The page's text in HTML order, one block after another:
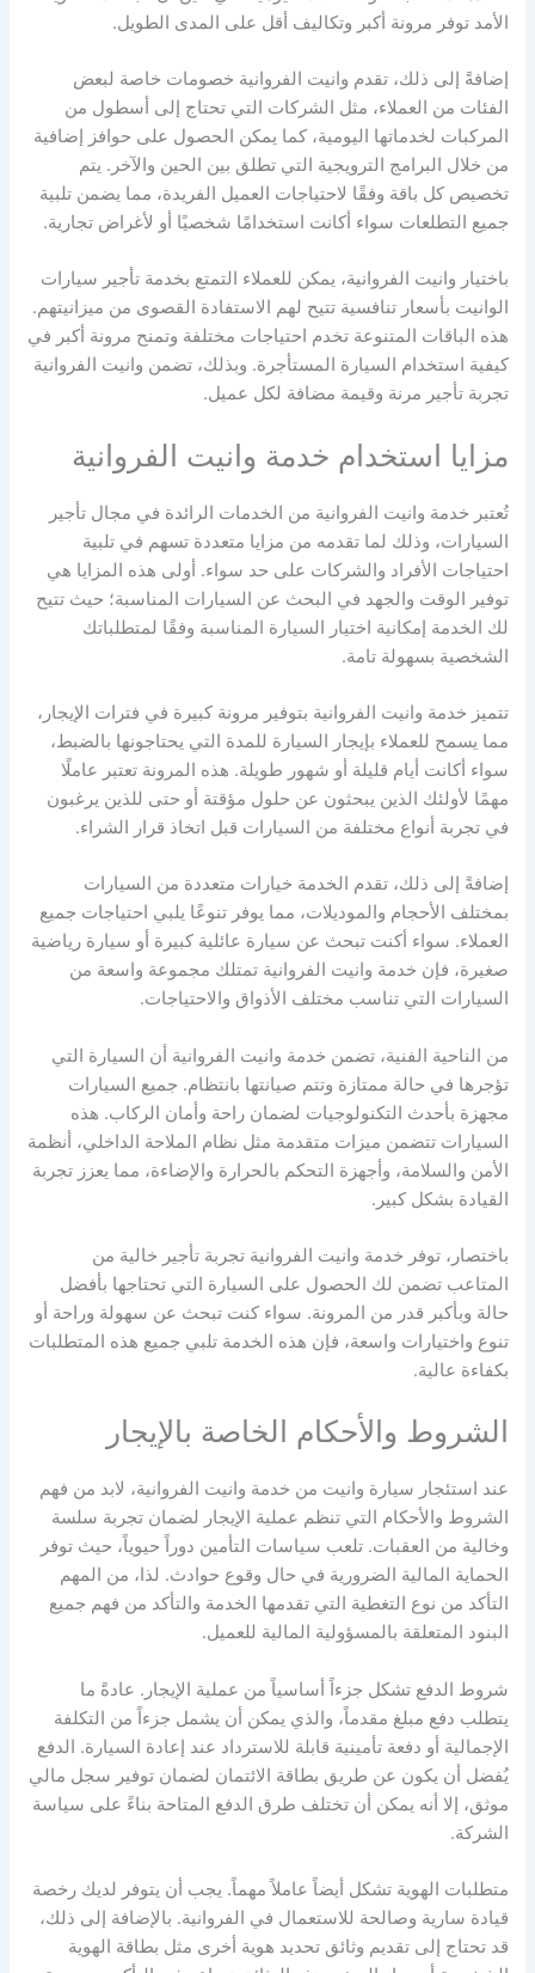
الأمد توفر مرونة أكبر وتكاليف أقل على المدى الطويل.
إضافةً إلى ذلك، تقدم وانيت الفروانية خصومات خاصة لبعض
الفئات من العملاء، مثل الشركات التي تحتاج إلى أسطول من
المركبات لخدماتها اليومية، كما يمكن الحصول على حوافز إضافية
من خلال البرامج الترويجية التي تطلق بين الحين والآخر. يتم
تخصيص كل باقة وفقًا لاحتياجات العميل الفريدة، مما يضمن تلبية
جميع التطلعات سواء أكانت استخدامًا شخصيًا أو لأغراض تجارية.
باختيار وانيت الفروانية، يمكن للعملاء التمتع بخدمة تأجير سيارات
الوانيت بأسعار تنافسية تتيح لهم الاستفادة القصوى من ميزانيتهم.
هذه الباقات المتنوعة تخدم احتياجات مختلفة وتمنح مرونة أكبر في
كيفية استخدام السيارة المستأجرة. وبذلك، تضمن وانيت الفروانية
تجربة تأجير مرنة وقيمة مضافة لكل عميل.
مزايا استخدام خدمة وانيت الفروانية
تُعتبر خدمة وانيت الفروانية من الخدمات الرائدة في مجال تأجير
السيارات، وذلك لما تقدمه من مزايا متعددة تسهم في تلبية
احتياجات الأفراد والشركات على حد سواء. أولى هذه المزايا هي
توفير الوقت والجهد في البحث عن السيارات المناسبة؛ حيث تتيح
لك الخدمة إمكانية اختيار السيارة المناسبة وفقًا لمتطلباتك
الشخصية بسهولة تامة.
تتميز خدمة وانيت الفروانية بتوفير مرونة كبيرة في فترات الإيجار،
مما يسمح للعملاء بإيجار السيارة للمدة التي يحتاجونها بالضبط،
سواء أكانت أيام قليلة أو شهور طويلة. هذه المرونة تعتبر عاملًا
مهمًا لأولئك الذين يبحثون عن حلول مؤقتة أو حتى للذين يرغبون
في تجربة أنواع مختلفة من السيارات قبل اتخاذ قرار الشراء.
إضافةً إلى ذلك، تقدم الخدمة خيارات متعددة من السيارات
بمختلف الأحجام والموديلات، مما يوفر تنوعًا يلبي احتياجات جميع
العملاء. سواء أكنت تبحث عن سيارة عائلية كبيرة أو سيارة رياضية
صغيرة، فإن خدمة وانيت الفروانية تمتلك مجموعة واسعة من
السيارات التي تناسب مختلف الأذواق والاحتياجات.
من الناحية الفنية، تضمن خدمة وانيت الفروانية أن السيارة التي
تؤجرها في حالة ممتازة وتتم صيانتها بانتظام. جميع السيارات
مجهزة بأحدث التكنولوجيات لضمان راحة وأمان الركاب. هذه
السيارات تتضمن ميزات متقدمة مثل نظام الملاحة الداخلي، أنظمة
الأمن والسلامة، وأجهزة التحكم بالحرارة والإضاءة، مما يعزز تجربة
القيادة بشكل كبير.
باختصار، توفر خدمة وانيت الفروانية تجربة تأجير خالية من
المتاعب تضمن لك الحصول على السيارة التي تحتاجها بأفضل
حالة وبأكبر قدر من المرونة. سواء كنت تبحث عن سهولة وراحة أو
تنوع واختيارات واسعة، فإن هذه الخدمة تلبي جميع هذه المتطلبات
بكفاءة عالية.
الشروط والأحكام الخاصة بالإيجار
عند استئجار سيارة وانيت من خدمة وانيت الفروانية، لابد من فهم
الشروط والأحكام التي تنظم عملية الإيجار لضمان تجربة سلسة
وخالية من العقبات. تلعب سياسات التأمين دوراً حيوياً، حيث توفر
الحماية المالية الضرورية في حال وقوع حوادث. لذا، من المهم
التأكد من نوع التغطية التي تقدمها الخدمة والتأكد من فهم جميع
البنود المتعلقة بالمسؤولية المالية للعميل.
شروط الدفع تشكل جزءاً أساسياً من عملية الإيجار. عادةً ما
يتطلب دفع مبلغ مقدماً، والذي يمكن أن يشمل جزءاً من التكلفة
الإجمالية أو دفعة تأمينية قابلة للاسترداد عند إعادة السيارة. الدفع
يُفضل أن يكون عن طريق بطاقة الائتمان لضمان توفير سجل مالي
موثق، إلا أنه يمكن أن تختلف طرق الدفع المتاحة بناءً على سياسة
الشركة.
متطلبات الهوية تشكل أيضاً عاملاً مهماً. يجب أن يتوفر لديك رخصة
قيادة سارية وصالحة للاستعمال في الفروانية. بالإضافة إلى ذلك،
قد تحتاج إلى تقديم وثائق تحديد هوية أخرى مثل بطاقة الهوية